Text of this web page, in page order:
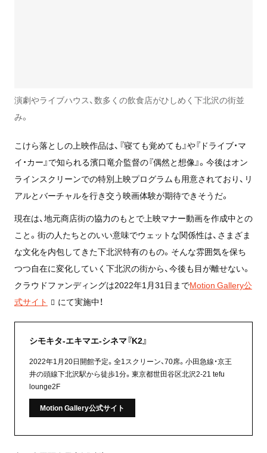
演劇やライブハウス、数多くの飲食店がひしめく下北沢の街並
み。
こけら落としの上映作品は、『寝ても覚めても』や『ドライブ・マ
イ・カー』で知られる濱口竜介監督の『偶然と想像』。今後はオン
ラインスクリーンでの特別上映プログラムも用意されており、リ
アルとバーチャルを行き交う映画体験が期待できそうだ。
現在は、地元商店街の協力のもとで上映マナー動画を作成中との
こと。街の人たちとのいい意味でウェットな関係性は、さまざま
な文化を内包してきた下北沢特有のもの。そんな雰囲気を保ち
つつ自在に変化していく下北沢の街から、今後も目が離せない。
クラウドファンディングは2022年1月31日までMotion Gallery公
式サイト
にて実施中！
シモキタ-エキマエ-シネマ『K2』
2022年1月20日開館予定。全1スクリーン、70席。小田急線・京王
井の頭線下北沢駅から徒歩1分。東京都世田谷区北沢2-21 tefu
lounge2F
Motion Gallery公式サイト